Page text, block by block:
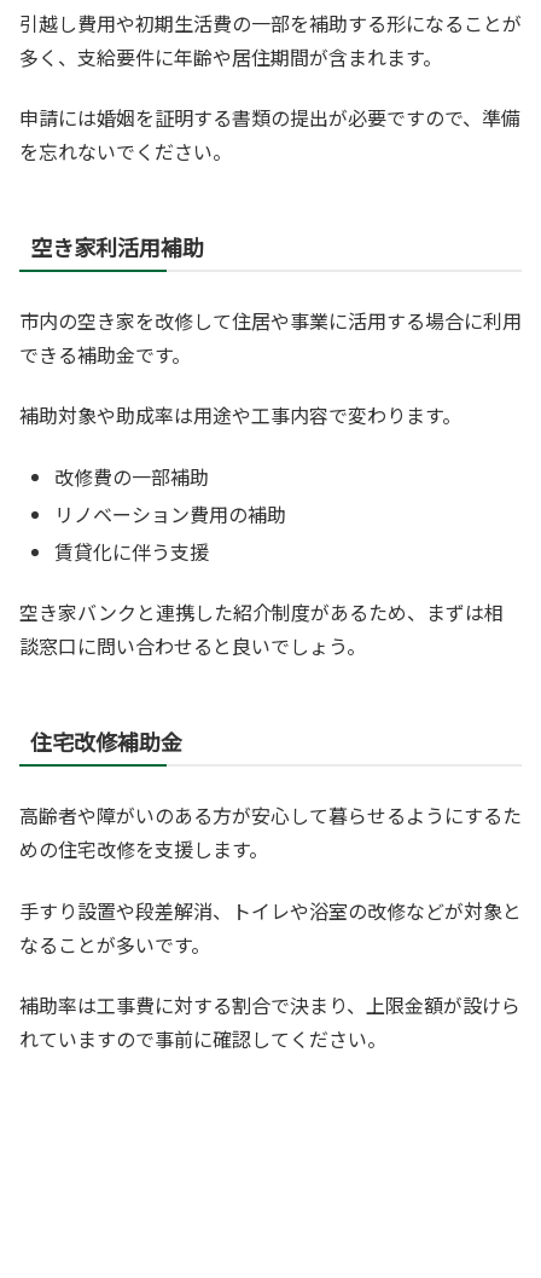
引越し費用や初期生活費の一部を補助する形になることが
多く、支給要件に年齢や居住期間が含まれます。
申請には婚姻を証明する書類の提出が必要ですので、準備
を忘れないでください。
空き家利活用補助
市内の空き家を改修して住居や事業に活用する場合に利用
できる補助金です。
補助対象や助成率は用途や工事内容で変わります。
改修費の一部補助
リノベーション費用の補助
賃貸化に伴う支援
空き家バンクと連携した紹介制度があるため、まずは相
談窓口に問い合わせると良いでしょう。
住宅改修補助金
高齢者や障がいのある方が安心して暮らせるようにするた
めの住宅改修を支援します。
手すり設置や段差解消、トイレや浴室の改修などが対象と
なることが多いです。
補助率は工事費に対する割合で決まり、上限金額が設けら
れていますので事前に確認してください。